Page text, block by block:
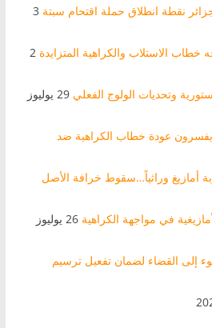
نقطة انطلاق حملة اقتحام سبتة 3
الاستلاب والكراهية المتزايدة 2
وتحديات الولوج الفعلي
29 يوليوز
عودة خطاب الكراهية ضد
من المغاربة أمازيغ وراثياً…سقوط خرافة الأصل
في مواجهة الكراهية
26 يوليوز
إلى القضاء لضمان تفعيل ترسيم